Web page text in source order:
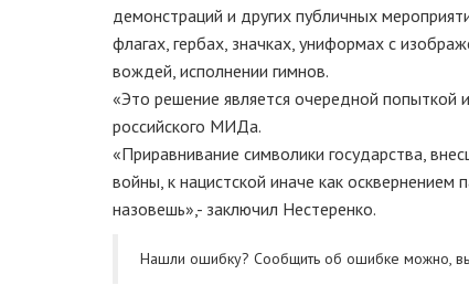
демонстраций и других публичных
флагах, гербах, значках, униформах с
вождей, исполнении гимнов.
«Это решение является очередной попыткой
российского МИДа.
«Приравнивание символики государства,
войны, к нацистской иначе как
назовешь»,- заключил Нестеренко.
Нашли ошибку? Cообщить об ошибке можно,